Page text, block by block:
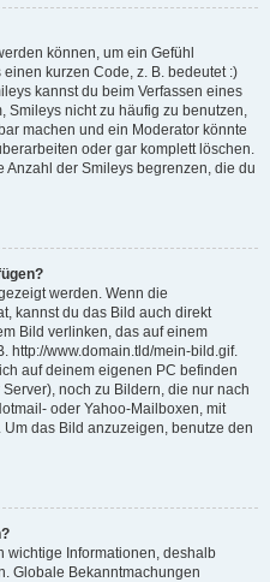
können, um ein Gefühl
kurzen Code, z. B. bedeutet :)
kannst du beim Verfassen eines
Smileys nicht zu häufig zu benutzen,
machen und ein Moderator könnte
oder gar komplett löschen.
der Smileys begrenzen, die du
werden. Wenn die
kannst du das Bild auch direkt
Bild verlinken, das auf einem
http://www.domain.tld/mein-bild.gif.
auf deinem eigenen PC befinden
noch zu Bildern, die nur nach
oder Yahoo-Mailboxen, mit
das Bild anzuzeigen, benutze den
wichtige Informationen, deshalb
Globale Bekanntmachungen